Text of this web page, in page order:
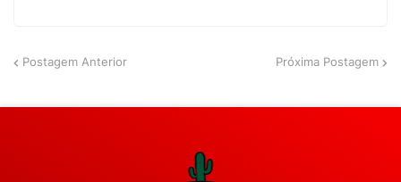
Postagem Anterior Próxima Postagem